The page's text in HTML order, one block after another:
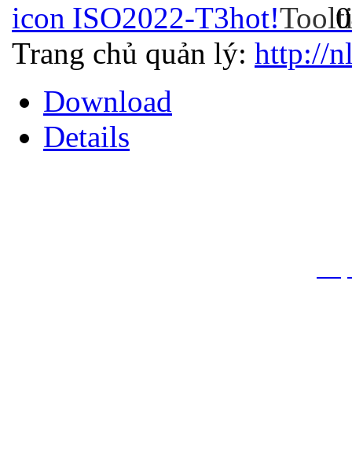
ISO2022-T3hot!
Trang chủ quản lý: http://
Download
Details